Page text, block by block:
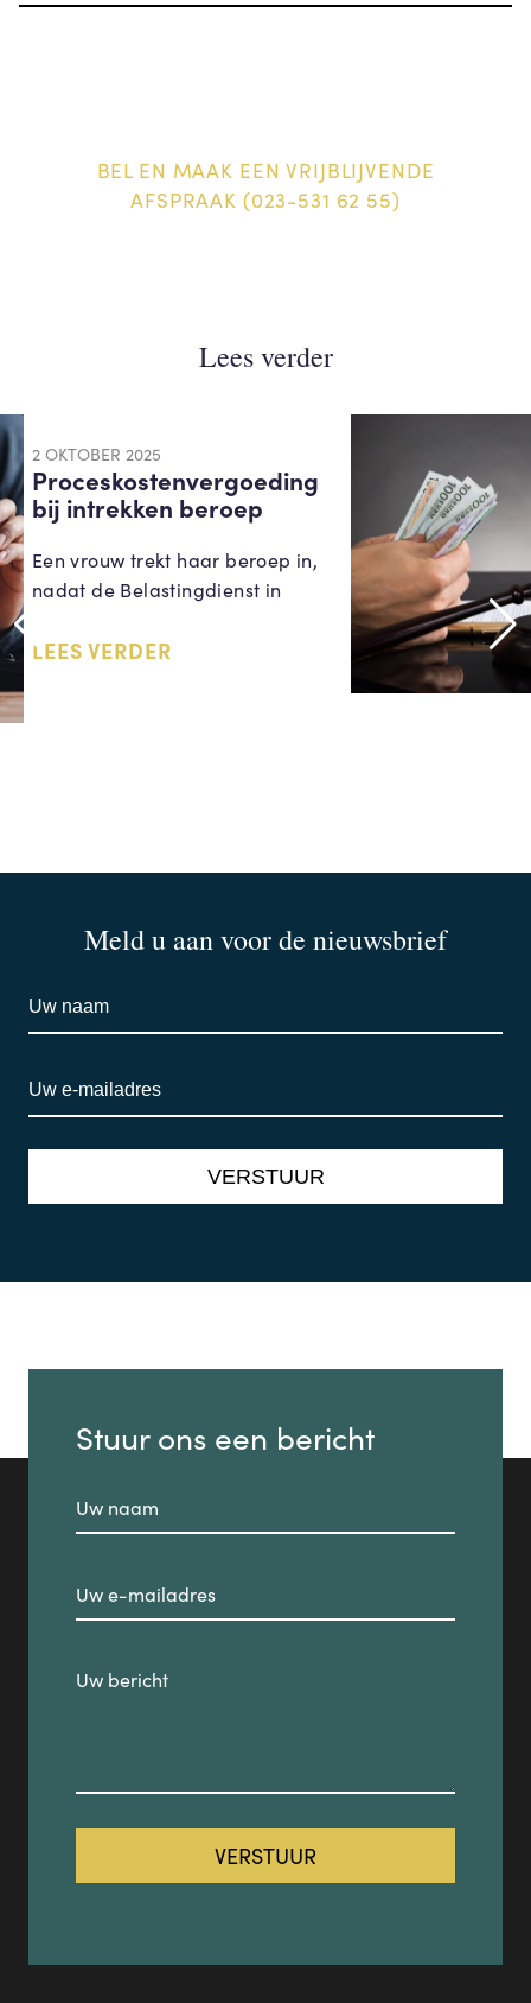
BEL EN MAAK EEN VRIJBLIJVENDE
AFSPRAAK (023-531 62 55)
Lees verder
2 OKTOBER 2025
Proceskostenvergoeding
bij intrekken beroep
Een vrouw trekt haar beroep in,
nadat de Belastingdienst in
LEES VERDER
Meld u aan voor de nieuwsbrief
Stuur ons een bericht